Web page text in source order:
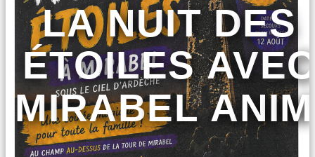
LA NUIT DES
ÉTOILES AVEC
MIRABEL